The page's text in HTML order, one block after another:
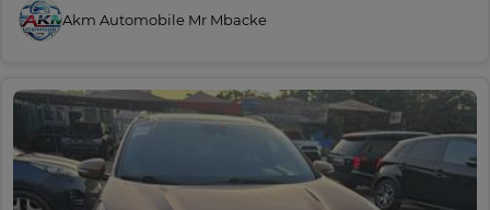
Akm Automobile Mr Mbacke